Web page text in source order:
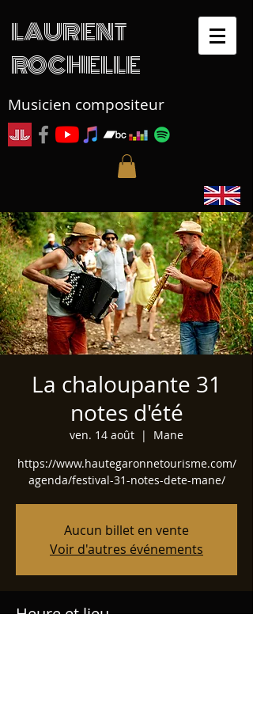
LAURENT
ROCHELLE
Musicien compositeur
La chaloupante 31
notes d'été
ven. 14 août
  |
Mane
https://www.hautegaronnetourisme.com/
agenda/festival-31-notes-dete-mane/
Aucun billet en vente
Voir d'autres événements
Heure et lieu